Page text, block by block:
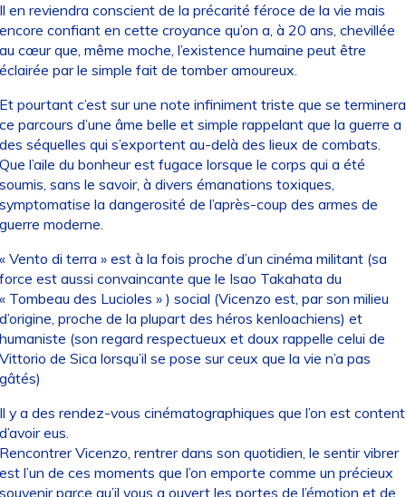
en reviendra conscient de la précarité féroce de la vie mais
confiant en cette croyance qu’on a, à 20 ans, chevillée
cœur que, même moche, l’existence humaine peut être
par le simple fait de tomber amoureux.
pourtant c’est sur une note infiniment triste que se terminera
parcours d’une âme belle et simple rappelant que la guerre a
séquelles qui s’exportent au-delà des lieux de combats.
l’aile du bonheur est fugace lorsque le corps qui a été
sans le savoir, à divers émanations toxiques,
la dangerosité de l’après-coup des armes de
moderne.
Vento di terra » est à la fois proche d’un cinéma militant (sa
est aussi convaincante que le Isao Takahata du
Tombeau des Lucioles » ) social (Vicenzo est, par son milieu
proche de la plupart des héros kenloachiens) et
(son regard respectueux et doux rappelle celui de
de Sica lorsqu’il se pose sur ceux que la vie n’a pas
y a des rendez-vous cinématographiques que l’on est content
eus.
Vicenzo, rentrer dans son quotidien, le sentir vibrer
l’un de ces moments que l’on emporte comme un précieux
parce qu’il vous a ouvert les portes de l’émotion et de